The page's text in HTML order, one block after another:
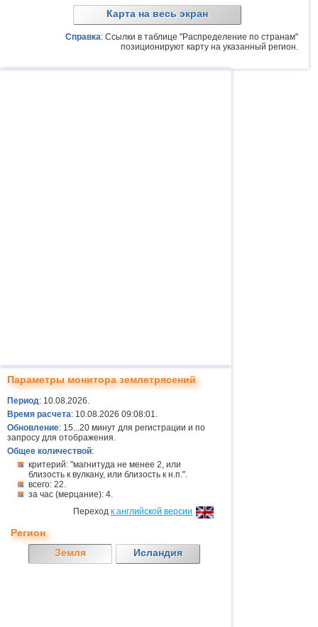
Карта на весь экран
Справка: Ссылки в таблице "Распределение по странам"
позиционируют карту на указанный регион.
Параметры монитора землетрясений
Период: 10.08.2026.
Время расчета: 10.08.2026 09:08:01.
Обновление: 15...20 минут для регистрации и по
запросу для отображения.
Общее количествой:
критерий: "магнитуда не менее 2, или
близость к вулкану, или близость к н.п.".
всего: 22.
за час (мерцание): 4.
Переход к английской версии
Регион
Земля
Исландия